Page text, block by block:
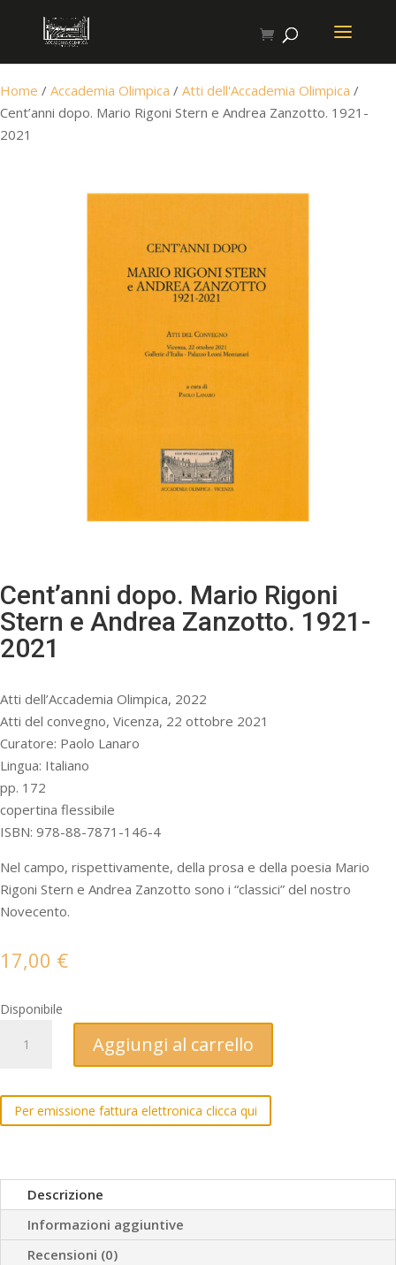
Home / Accademia Olimpica / Atti dell'Accademia Olimpica /
Cent’anni dopo. Mario Rigoni Stern e Andrea Zanzotto. 1921-
2021
Cent’anni dopo. Mario Rigoni
Stern e Andrea Zanzotto. 1921-
2021
Atti dell’Accademia Olimpica, 2022
Atti del convegno, Vicenza, 22 ottobre 2021
Curatore: Paolo Lanaro
Lingua: Italiano
pp. 172
copertina flessibile
ISBN: 978-88-7871-146-4
Nel campo, rispettivamente, della prosa e della poesia Mario
Rigoni Stern e Andrea Zanzotto sono i “classici” del nostro
Novecento.
17,00 €
Disponibile
dopo.
Rigoni
Stern
Zanzotto.
1921-
2021
quantità
Aggiungi al carrello
Per emissione fattura elettronica clicca qui
Descrizione
Informazioni aggiuntive
Recensioni (0)